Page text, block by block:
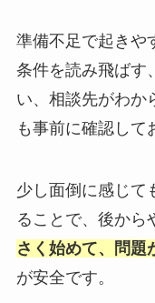
準備不足で起きや
条件を読み飛ばす
い、相談先がわか
も事前に確認して
少し面倒に感じて
ることで、後から
さく始めて、問題
が安全です。